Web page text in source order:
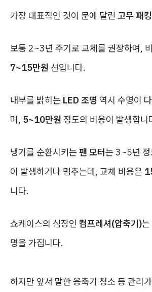
가장 대표적인 것이 문에 달린 고무 패
보통 2~3년 주기로 교체를 권장하며,
7~15만원 선입니다.
내부를 밝히는 LED 조명 역시 수명이
며, 5~10만원 정도의 비용이 발생합니
냉기를 순환시키는 팬 모터는 3~5년 정
이 발생하거나 멈추는데, 교체 비용은
니다.
쇼케이스의 심장인 컴프레셔(압축기)
명을 가집니다.
하지만 앞서 말한 응축기 청소 등 관리